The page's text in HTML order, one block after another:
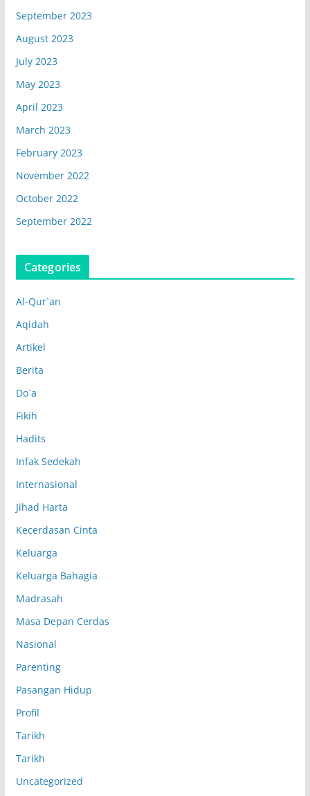
September 2023
August 2023
July 2023
May 2023
April 2023
March 2023
February 2023
November 2022
October 2022
September 2022
Categories
Al-Qur`an
Aqidah
Artikel
Berita
Do`a
Fikih
Hadits
Infak Sedekah
Internasional
Jihad Harta
Kecerdasan Cinta
Keluarga
Keluarga Bahagia
Madrasah
Masa Depan Cerdas
Nasional
Parenting
Pasangan Hidup
Profil
Tarikh
Tarikh
Uncategorized